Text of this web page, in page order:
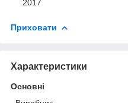
2017
Приховати
Характеристики
Основні